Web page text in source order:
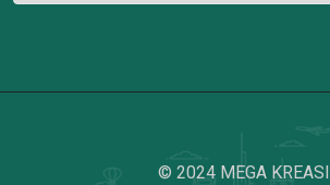
© 2024 MEGA KREASI